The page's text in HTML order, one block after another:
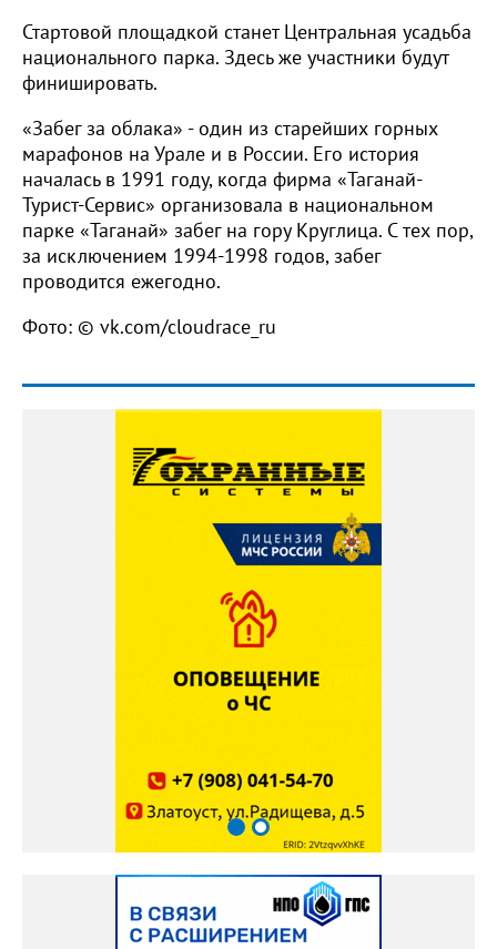
Стартовой площадкой станет Центральная усадьба
национального парка. Здесь же участники будут
финишировать.
«Забег за облака» - один из старейших горных
марафонов на Урале и в России. Его история
началась в 1991 году, когда фирма «Таганай-
Турист-Сервис» организовала в национальном
парке «Таганай» забег на гору Круглица. С тех пор,
за исключением 1994-1998 годов, забег
проводится ежегодно.
Фото: © vk.com/cloudrace_ru